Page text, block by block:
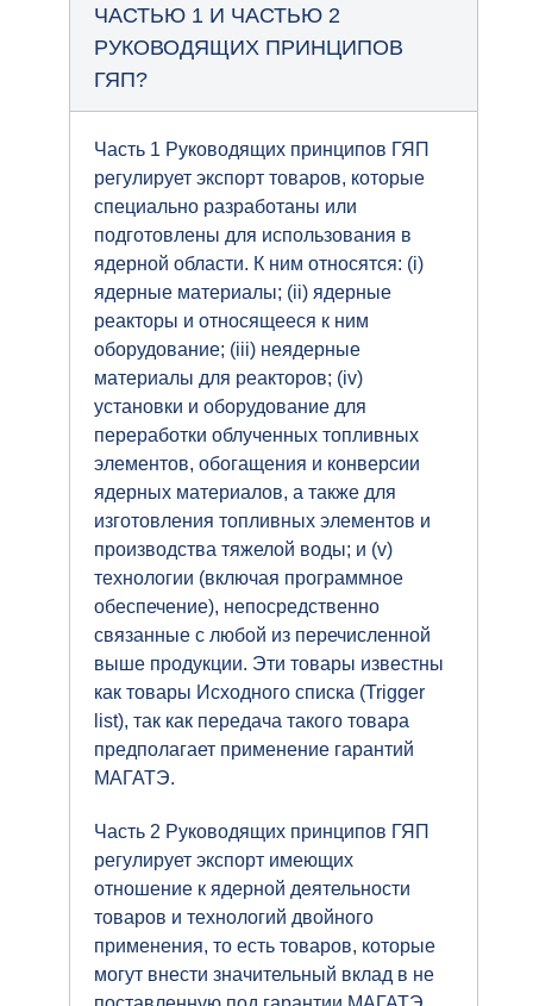
ЧАСТЬЮ 1 И ЧАСТЬЮ 2
РУКОВОДЯЩИХ ПРИНЦИПОВ
ГЯП?
Часть 1 Руководящих принципов ГЯП
регулирует экспорт товаров, которые
специально разработаны или
подготовлены для использования в
ядерной области. К ним относятся: (i)
ядерные материалы; (ii) ядерные
реакторы и относящееся к ним
оборудование; (iii) неядерные
материалы для реакторов; (iv)
установки и оборудование для
переработки облученных топливных
элементов, обогащения и конверсии
ядерных материалов, а также для
изготовления топливных элементов и
производства тяжелой воды; и (v)
технологии (включая программное
обеспечение), непосредственно
связанные с любой из перечисленной
выше продукции. Эти товары известны
как товары Исходного списка (Trigger
list), так как передача такого товара
предполагает применение гарантий
МАГАТЭ.
Часть 2 Руководящих принципов ГЯП
регулирует экспорт имеющих
отношение к ядерной деятельности
товаров и технологий двойного
применения, то есть товаров, которые
могут внести значительный вклад в не